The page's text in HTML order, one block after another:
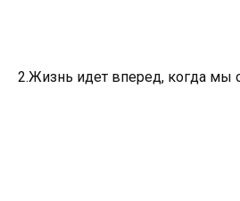
2.Жизнь идет вперед, когда